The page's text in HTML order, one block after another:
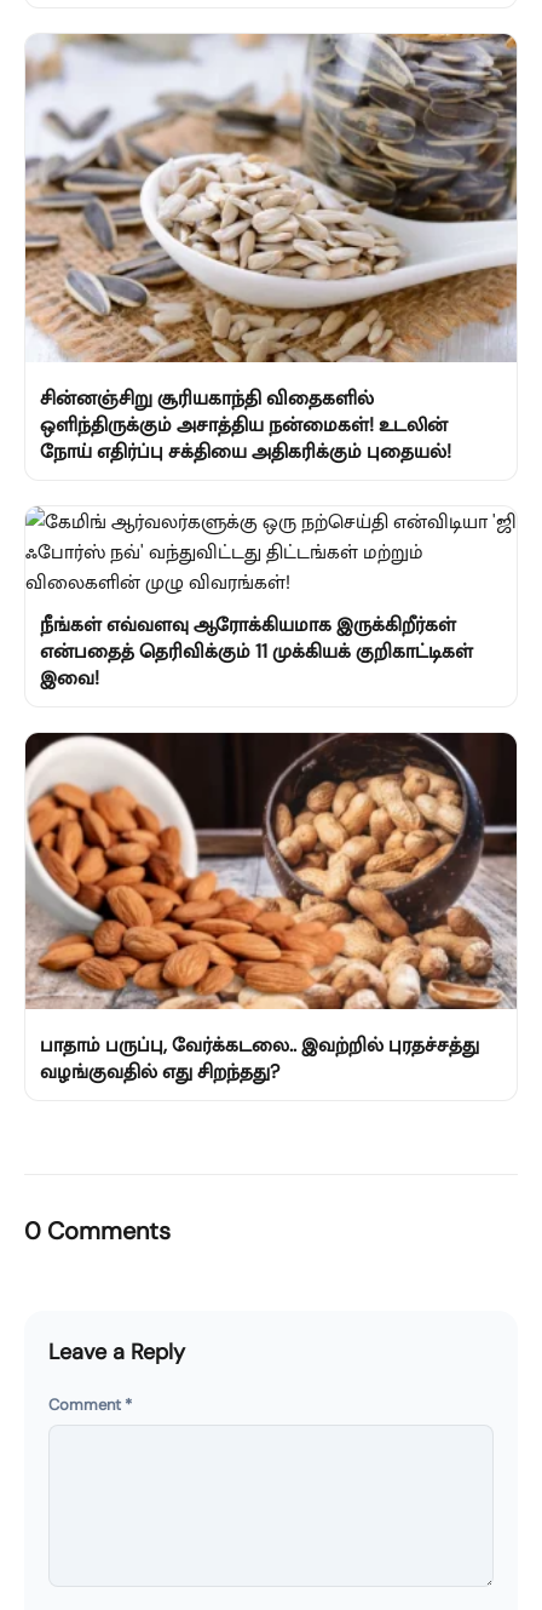
சின்னஞ்சிறு சூரியகாந்தி விதைகளில்
ஒளிந்திருக்கும் அசாத்திய நன்மைகள்! உடலின்
நோய் எதிர்ப்பு சக்தியை அதிகரிக்கும் புதையல்!
நீங்கள் எவ்வளவு ஆரோக்கியமாக இருக்கிறீர்கள்
என்பதைத் தெரிவிக்கும் 11 முக்கியக் குறிகாட்டிகள்
இவை!
பாதாம் பருப்பு, வேர்க்கடலை.. இவற்றில் புரதச்சத்து
வழங்குவதில் எது சிறந்தது?
0 Comments
Leave a Reply
Comment *